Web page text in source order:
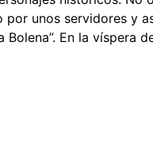
unos servidores y
En la